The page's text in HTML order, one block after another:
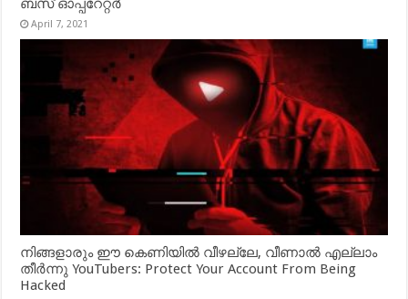
ബസ് ഓപ്പറേറ്റർ
April 7, 2021
നിങ്ങളാരും ഈ കെണിയിൽ വീഴല്ലേ, വീണാൽ എല്ലാം
തീർന്നു YouTubers: Protect Your Account From Being
Hacked